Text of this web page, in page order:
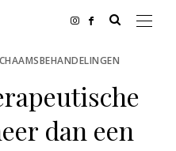
dan een